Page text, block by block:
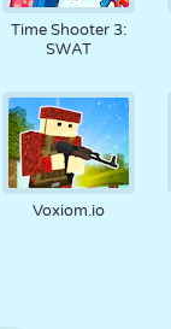
Time Shooter 3:
SWAT
Voxiom.io